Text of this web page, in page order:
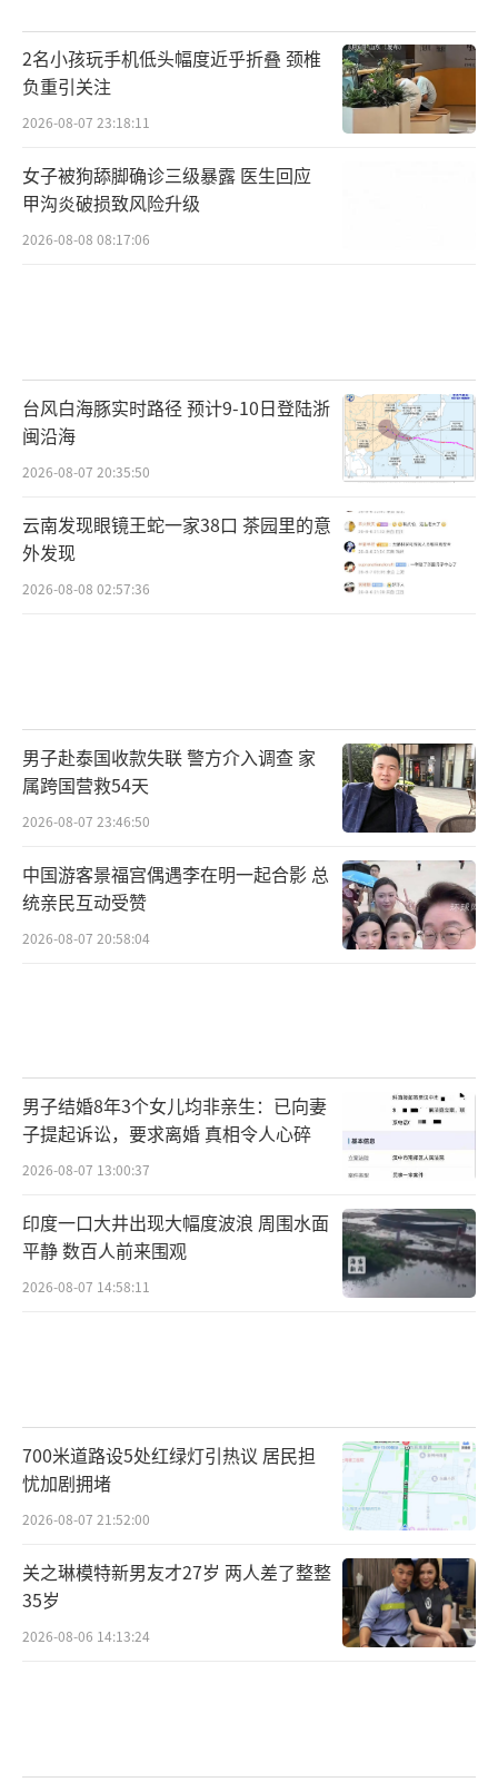
2名小孩玩手机低头幅度近乎折叠 颈椎
负重引关注
2026-08-07 23:18:11
女子被狗舔脚确诊三级暴露 医生回应
甲沟炎破损致风险升级
2026-08-08 08:17:06
台风白海豚实时路径 预计9-10日登陆浙
闽沿海
2026-08-07 20:35:50
云南发现眼镜王蛇一家38口 茶园里的意
外发现
2026-08-08 02:57:36
男子赴泰国收款失联 警方介入调查 家
属跨国营救54天
2026-08-07 23:46:50
中国游客景福宫偶遇李在明一起合影 总
统亲民互动受赞
2026-08-07 20:58:04
男子结婚8年3个女儿均非亲生：已向妻
子提起诉讼，要求离婚 真相令人心碎
2026-08-07 13:00:37
印度一口大井出现大幅度波浪 周围水面
平静 数百人前来围观
2026-08-07 14:58:11
700米道路设5处红绿灯引热议 居民担
忧加剧拥堵
2026-08-07 21:52:00
关之琳模特新男友才27岁 两人差了整整
35岁
2026-08-06 14:13:24